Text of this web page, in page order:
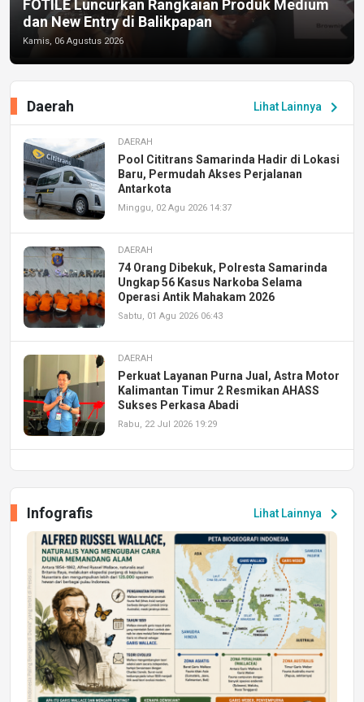
FOTILE Luncurkan Rangkaian Produk Medium
dan New Entry di Balikpapan
Kamis, 06 Agustus 2026
Lihat Lainnya chevron_right
Daerah
DAERAH
Pool Cititrans Samarinda Hadir di Lokasi
Baru, Permudah Akses Perjalanan
Antarkota
Minggu, 02 Agu 2026 14:37
DAERAH
74 Orang Dibekuk, Polresta Samarinda
Ungkap 56 Kasus Narkoba Selama
Operasi Antik Mahakam 2026
Sabtu, 01 Agu 2026 06:43
DAERAH
Perkuat Layanan Purna Jual, Astra Motor
Kalimantan Timur 2 Resmikan AHASS
Sukses Perkasa Abadi
Rabu, 22 Jul 2026 19:29
Peluang Kerja dan Magang
Jumat, 17 Jul 2026 22:30
DAERAH
Astra Motor Kalimantan Timur 2 Dukung
Mahasiswa Samarinda dalam Astra
Honda SDGs Future Leaders 2026
Jumat, 10 Jul 2026 19:01
Lihat Lainnya chevron_right
Infografis